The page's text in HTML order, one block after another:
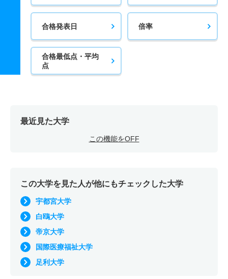
合格発表日 倍率
合格最低点・平均
点
最近見た大学
この機能をOFF
この大学を見た人が他にもチェックした大学
宇都宮大学
白鴎大学
帝京大学
国際医療福祉大学
足利大学